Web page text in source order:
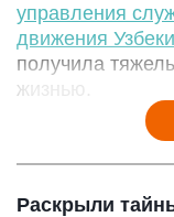
управления
движения
получила
жизнью.
Раскрыли